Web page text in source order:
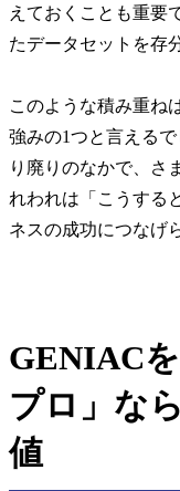
えておくことも重要
たデータセットを存
このような積み重ね
強みの1つと言える
り廃りのなかで、さ
れわれは「こうする
ネスの成功につなげ
GENIAC
プロ」な
値